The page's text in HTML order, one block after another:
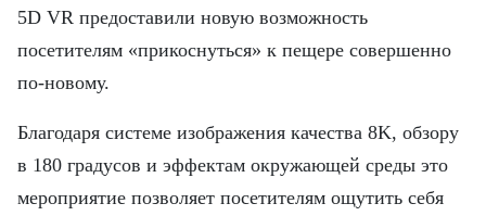
5D VR предоставили новую возможность
посетителям «прикоснуться» к пещере совершенно
по-новому.
Благодаря системе изображения качества 8K, обзору
в 180 градусов и эффектам окружающей среды это
мероприятие позволяет посетителям ощутить себя